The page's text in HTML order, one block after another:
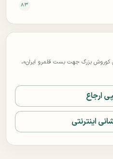
۸۳
کوروش بزرگ جهت بست قلمرو ایران»،
ارجاع
اینترنتی